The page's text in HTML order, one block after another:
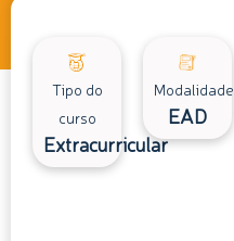
Tipo do
curso
Extracurricular
Modalidade
EAD